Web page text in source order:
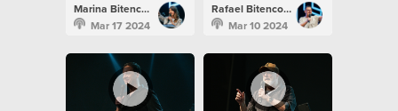
Marina Bitencourt
Mar 17 2024
Rafael Bitencourt
Mar 10 2024